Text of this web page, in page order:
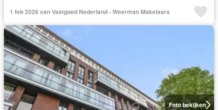
1 feb 2026 van Vastgoed Nederland - Weerman Makelaars
Foto bekijken